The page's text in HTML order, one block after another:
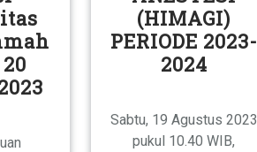
(HIMAGI)
PERIODE 2023-
2024
Sabtu, 19 Agustus 2023
pukul 10.40 WIB,